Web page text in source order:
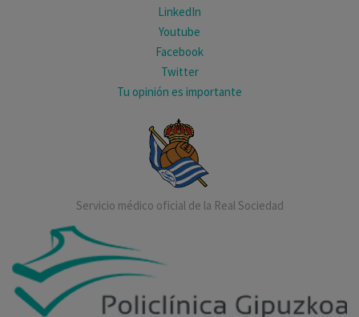
LinkedIn
Youtube
Facebook
Twitter
Tu opinión es importante
Servicio médico oficial de la Real Sociedad